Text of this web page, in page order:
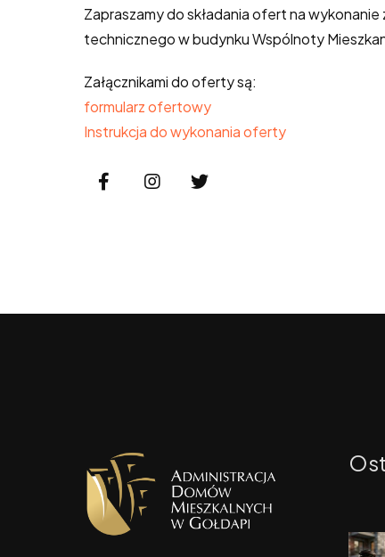
Zapraszamy do składania ofert na
technicznego w budynku Wspólnoty
Załącznikami do oferty są:
formularz ofertowy
Instrukcja do wykonania oferty